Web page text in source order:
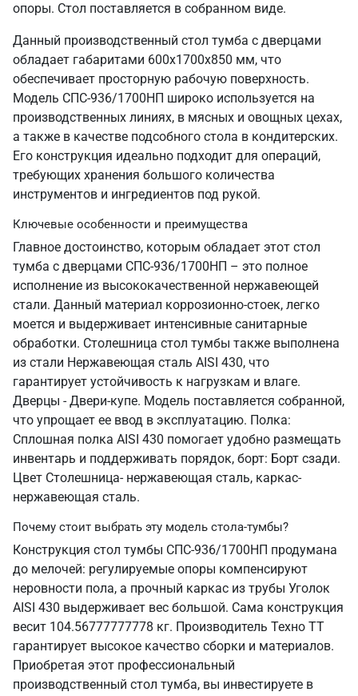
опоры. Стол поставляется в собранном виде.
Данный производственный стол тумба с дверцами
обладает габаритами 600х1700х850 мм, что
обеспечивает просторную рабочую поверхность.
Модель СПС-936/1700НП широко используется на
производственных линиях, в мясных и овощных цехах,
а также в качестве подсобного стола в кондитерских.
Его конструкция идеально подходит для операций,
требующих хранения большого количества
инструментов и ингредиентов под рукой.
Ключевые особенности и преимущества
Главное достоинство, которым обладает этот стол
тумба с дверцами СПС-936/1700НП – это полное
исполнение из высококачественной нержавеющей
стали. Данный материал коррозионно-стоек, легко
моется и выдерживает интенсивные санитарные
обработки. Столешница стол тумбы также выполнена
из стали Нержавеющая сталь AISI 430, что
гарантирует устойчивость к нагрузкам и влаге.
Дверцы - Двери-купе. Модель поставляется собранной,
что упрощает ее ввод в эксплуатацию. Полка:
Сплошная полка AISI 430 помогает удобно размещать
инвентарь и поддерживать порядок, борт: Борт сзади.
Цвет Столешница- нержавеющая сталь, каркас-
нержавеющая сталь.
Почему стоит выбрать эту модель стола-тумбы?
Конструкция стол тумбы СПС-936/1700НП продумана
до мелочей: регулируемые опоры компенсируют
неровности пола, а прочный каркас из трубы Уголок
AISI 430 выдерживает вес большой. Сама конструкция
весит 104.56777777778 кг. Производитель Техно ТТ
гарантирует высокое качество сборки и материалов.
Приобретая этот профессиональный
производственный стол тумба, вы инвестируете в